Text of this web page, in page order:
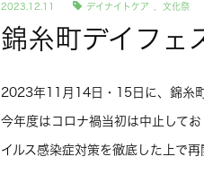
2023.12.11 デイナイトケア 文化祭
錦糸町デイフェ
2023年11月14日・15日に、錦糸
今年度はコロナ禍当初は中止して
イルス感染症対策を徹底した上で再